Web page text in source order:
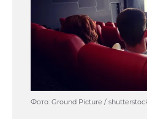
Фото: Ground Picture /